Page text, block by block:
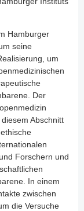
Hamburger
seine
um
Der
Abschnitt
Forschern und
In einem
zwischen
die Versuche